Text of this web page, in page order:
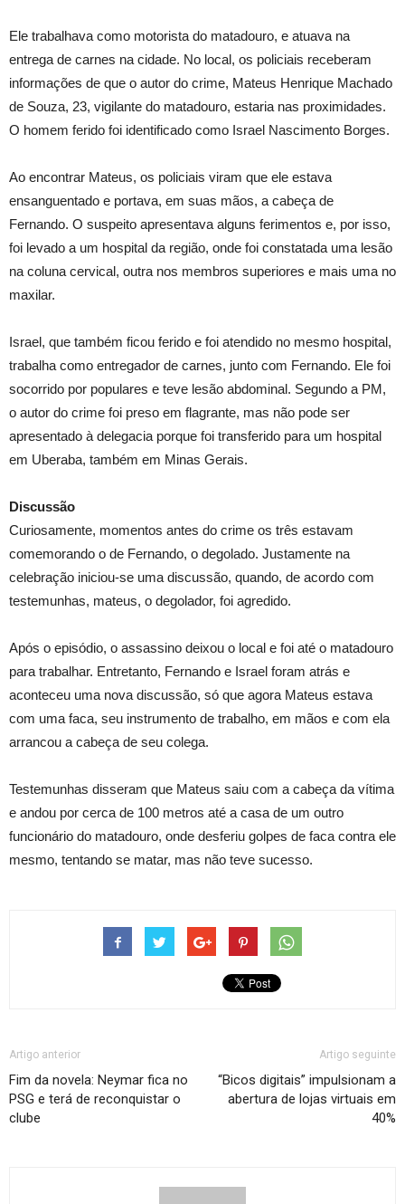
Ele trabalhava como motorista do matadouro, e atuava na
entrega de carnes na cidade. No local, os policiais receberam
informações de que o autor do crime, Mateus Henrique Machado
de Souza, 23, vigilante do matadouro, estaria nas proximidades.
O homem ferido foi identificado como Israel Nascimento Borges.
Ao encontrar Mateus, os policiais viram que ele estava
ensanguentado e portava, em suas mãos, a cabeça de
Fernando. O suspeito apresentava alguns ferimentos e, por isso,
foi levado a um hospital da região, onde foi constatada uma lesão
na coluna cervical, outra nos membros superiores e mais uma no
maxilar.
Israel, que também ficou ferido e foi atendido no mesmo hospital,
trabalha como entregador de carnes, junto com Fernando. Ele foi
socorrido por populares e teve lesão abdominal. Segundo a PM,
o autor do crime foi preso em flagrante, mas não pode ser
apresentado à delegacia porque foi transferido para um hospital
em Uberaba, também em Minas Gerais.
Discussão
Curiosamente, momentos antes do crime os três estavam
comemorando o de Fernando, o degolado. Justamente na
celebração iniciou-se uma discussão, quando, de acordo com
testemunhas, mateus, o degolador, foi agredido.
Após o episódio, o assassino deixou o local e foi até o matadouro
para trabalhar. Entretanto, Fernando e Israel foram atrás e
aconteceu uma nova discussão, só que agora Mateus estava
com uma faca, seu instrumento de trabalho, em mãos e com ela
arrancou a cabeça de seu colega.
Testemunhas disseram que Mateus saiu com a cabeça da vítima
e andou por cerca de 100 metros até a casa de um outro
funcionário do matadouro, onde desferiu golpes de faca contra ele
mesmo, tentando se matar, mas não teve sucesso.
Artigo anterior
Fim da novela: Neymar fica no
PSG e terá de reconquistar o
clube
Artigo seguinte
“Bicos digitais” impulsionam a
abertura de lojas virtuais em
40%